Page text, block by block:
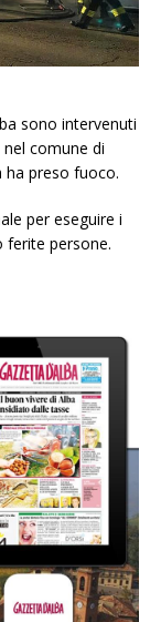
sono intervenuti
comune di
ha preso fuoco.
per eseguire i
ferite persone.